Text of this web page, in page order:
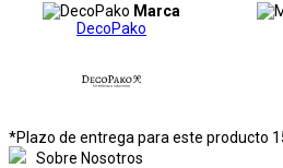
Marca
DecoPako
*Plazo de entrega para este producto
Sobre Nosotros